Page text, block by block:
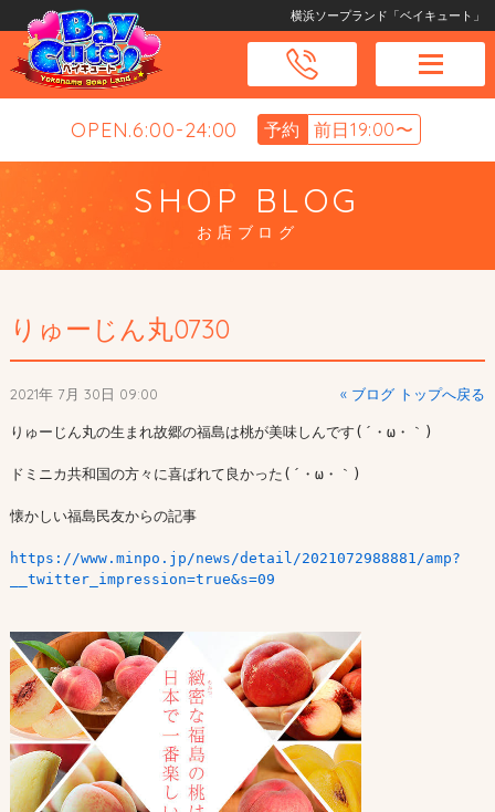
横浜ソープランド「ベイキュート」
OPEN.6:00-24:00 予約 前日19:00〜
SHOP BLOG
お店ブログ
りゅーじん丸0730
2021年 7月 30日 09:00 « ブログ トップへ戻る
りゅーじん丸の生まれ故郷の福島は桃が美味しんです(´・ω・｀)
ドミニカ共和国の方々に喜ばれて良かった(´・ω・｀)
懐かしい福島民友からの記事
https://www.minpo.jp/news/detail/2021072988881/amp?
__twitter_impression=true&s=09